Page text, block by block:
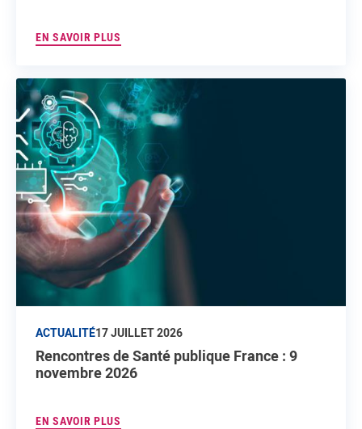
EN SAVOIR PLUS
ACTUALITÉ17 JUILLET 2026
Rencontres de Santé publique France : 9
novembre 2026
EN SAVOIR PLUS